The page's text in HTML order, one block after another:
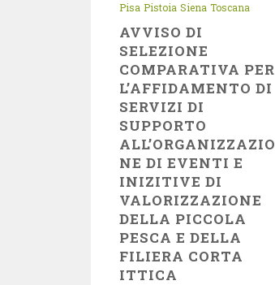
Pisa Pistoia Siena Toscana
AVVISO DI
SELEZIONE
COMPARATIVA PER
L’AFFIDAMENTO DI
SERVIZI DI
SUPPORTO
ALL’ORGANIZZAZIO
NE DI EVENTI E
INIZITIVE DI
VALORIZZAZIONE
DELLA PICCOLA
PESCA E DELLA
FILIERA CORTA
ITTICA